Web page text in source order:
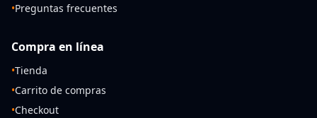
•Preguntas frecuentes
Compra en línea
•Tienda
•Carrito de compras
•Checkout